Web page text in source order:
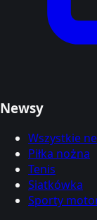
Newsy
Wszystkie
Piłka nożna
Tenis
Siatkówka
Sporty